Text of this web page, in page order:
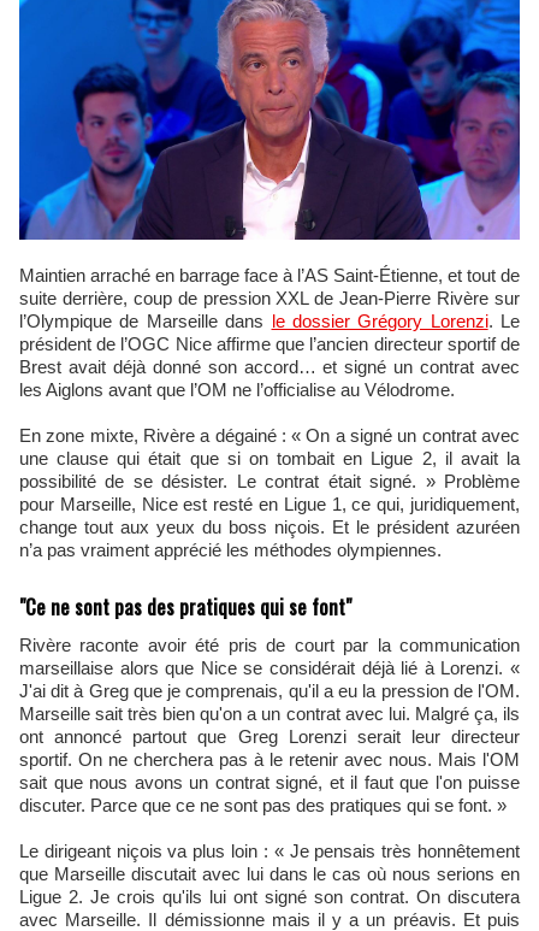
Maintien arraché en barrage face à l’AS Saint-Étienne, et tout de
suite derrière, coup de pression XXL de Jean-Pierre Rivère sur
l’Olympique de Marseille dans le dossier Grégory Lorenzi. Le
président de l’OGC Nice affirme que l’ancien directeur sportif de
Brest avait déjà donné son accord… et signé un contrat avec
les Aiglons avant que l’OM ne l’officialise au Vélodrome.
En zone mixte, Rivère a dégainé : « On a signé un contrat avec
une clause qui était que si on tombait en Ligue 2, il avait la
possibilité de se désister. Le contrat était signé. » Problème
pour Marseille, Nice est resté en Ligue 1, ce qui, juridiquement,
change tout aux yeux du boss niçois. Et le président azuréen
n’a pas vraiment apprécié les méthodes olympiennes.
"Ce ne sont pas des pratiques qui se font"
Rivère raconte avoir été pris de court par la communication
marseillaise alors que Nice se considérait déjà lié à Lorenzi. «
J'ai dit à Greg que je comprenais, qu'il a eu la pression de l'OM.
Marseille sait très bien qu'on a un contrat avec lui. Malgré ça, ils
ont annoncé partout que Greg Lorenzi serait leur directeur
sportif. On ne cherchera pas à le retenir avec nous. Mais l'OM
sait que nous avons un contrat signé, et il faut que l'on puisse
discuter. Parce que ce ne sont pas des pratiques qui se font. »
Le dirigeant niçois va plus loin : « Je pensais très honnêtement
que Marseille discutait avec lui dans le cas où nous serions en
Ligue 2. Je crois qu'ils lui ont signé son contrat. On discutera
avec Marseille. Il démissionne mais il y a un préavis. Et puis